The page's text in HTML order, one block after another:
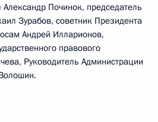
Александр Починок, председатель
Зурабов, советник Президента
Андрей Илларионов,
правового
Руководитель Администрации